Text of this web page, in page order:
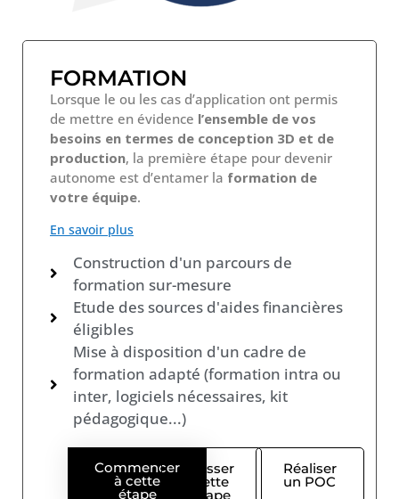
FORMATION
Lorsque le ou les cas d’application ont permis
de mettre en évidence l’ensemble de vos
besoins en termes de conception 3D et de
production, la première étape pour devenir
autonome est d’entamer la formation de
votre équipe.
En savoir plus
Construction d'un parcours de
formation sur-mesure
Etude des sources d'aides financières
éligibles
Mise à disposition d'un cadre de
formation adapté (formation intra ou
inter, logiciels nécessaires, kit
pédagogique...)
Commencer
à cette
étape
Passer
cette
étape
Réaliser
un POC